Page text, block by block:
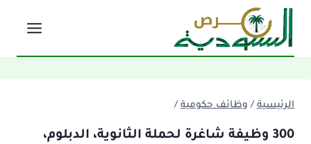
التجاوز
المحتوى
الرئيسية / وظائف حكومية /
300 وظيفة شاغرة لحملة الثانوية، الدبلوم،